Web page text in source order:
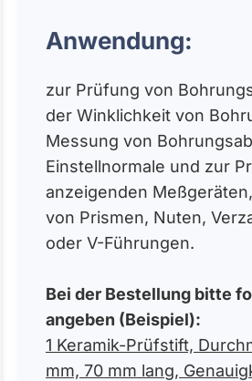
Anwendung:
zur Prüfung von
der Winklichkeit von
Messung von
Einstellnormale und zur
anzeigenden
von Prismen, Nuten,
oder V-Führungen.
Bei der Bestellung bitte
angeben (Beispiel):
1 Keramik-Prüfstift,
mm, 70 mm lang,